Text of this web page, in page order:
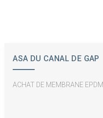
ASA DU CANAL DE GAP
ACHAT DE MEMBRANE EPDM